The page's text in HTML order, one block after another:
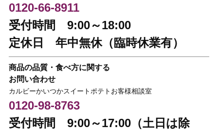
0120-66-8911
受付時間 9:00～18:00
定休日 年中無休（臨時休業有）
商品の品質・食べ方に関する
お問い合わせ
カルビーかいつかスイートポテトお客様相談室
0120-98-8763
受付時間 9:00～17:00（土日は除